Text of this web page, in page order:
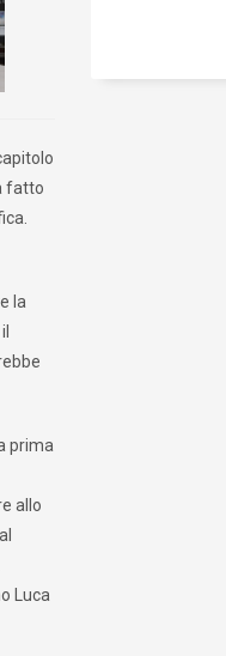
fatto
la
prima
allo
Luca